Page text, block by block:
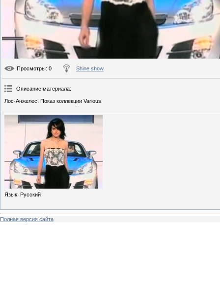
Просмотры: 0 Shine show
Описание материала:
Лос-Анжелес. Показ коллекции Various.
Язык: Русский
Полная версия сайта